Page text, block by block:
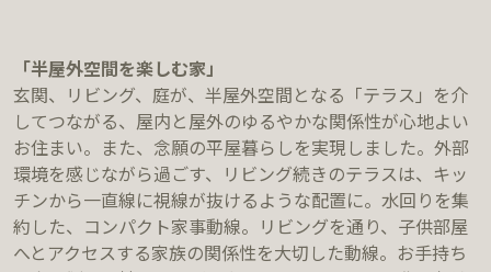
「半屋外空間を楽しむ家」
玄関、リビング、庭が、半屋外空間となる「テラス」を介
してつながる、屋内と屋外のゆるやかな関係性が心地よい
お住まい。また、念願の平屋暮らしを実現しました。外部
環境を感じながら過ごす、リビング続きのテラスは、キッ
チンから一直線に視線が抜けるような配置に。水回りを集
約した、コンパクト家事動線。リビングを通り、子供部屋
へとアクセスする家族の関係性を大切した動線。お手持ち